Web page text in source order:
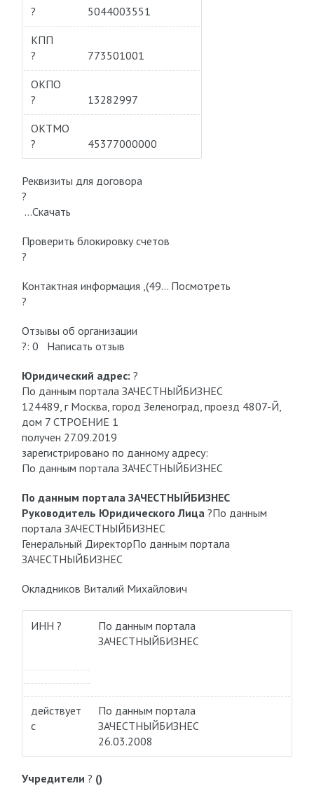
?
5044003551
КПП
?
773501001
ОКПО
?
13282997
ОКТМО
?
45377000000
Реквизиты для договора
?
…Скачать
Проверить блокировку cчетов
?
Контактная информация ,(49… Посмотреть
?
Отзывы об организации
?: 0 Написать отзыв
Юридический адрес: ?
По данным портала ЗАЧЕСТНЫЙБИЗНЕС
124489, г Москва, город Зеленоград, проезд 4807-Й,
дом 7 СТРОЕНИЕ 1
получен 27.09.2019
зарегистрировано по данному адресу:
По данным портала ЗАЧЕСТНЫЙБИЗНЕС
По данным портала ЗАЧЕСТНЫЙБИЗНЕС
Руководитель Юридического Лица?По данным
портала ЗАЧЕСТНЫЙБИЗНЕС
Генеральный ДиректорПо данным портала
ЗАЧЕСТНЫЙБИЗНЕС
Окладников Виталий Михайлович
ИНН ?
По данным портала
ЗАЧЕСТНЫЙБИЗНЕС
действует
с
По данным портала
ЗАЧЕСТНЫЙБИЗНЕС
26.03.2008
Учредители ? ()